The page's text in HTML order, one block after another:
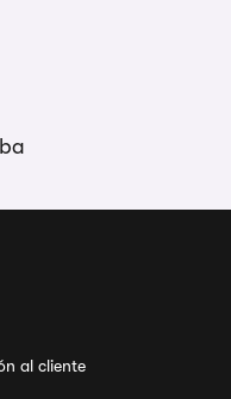
al cliente